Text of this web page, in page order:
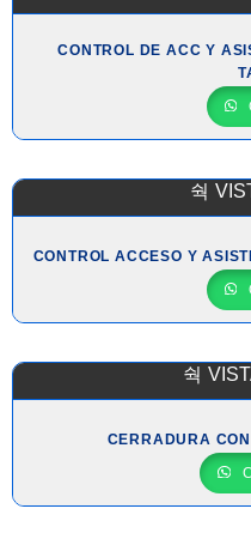
CONTROL DE ACC Y
CONTROL ACCESO Y
CERRADURA